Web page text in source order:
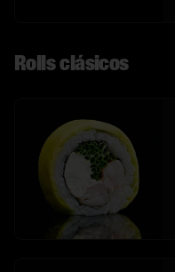
Rolls clásicos